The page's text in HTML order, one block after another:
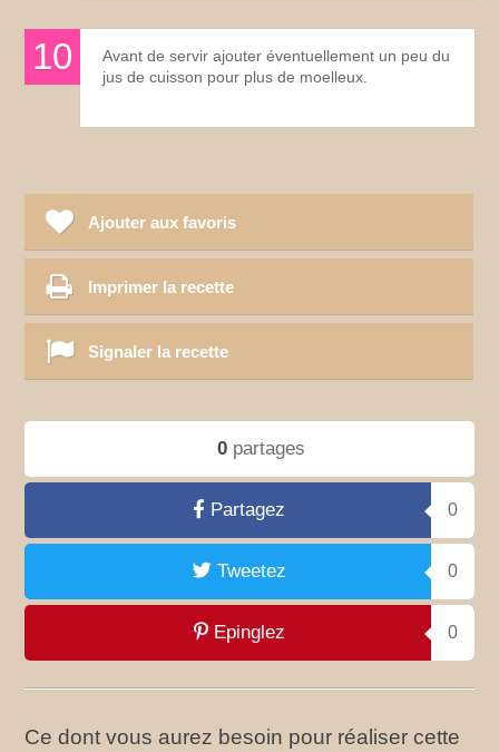
Avant de servir ajouter éventuellement un peu du
jus de cuisson pour plus de moelleux.
Ajouter aux favoris
Imprimer la recette
Signaler la recette
0partages
Partagez 0
Tweetez 0
Epinglez 0
Ce dont vous aurez besoin pour réaliser cette